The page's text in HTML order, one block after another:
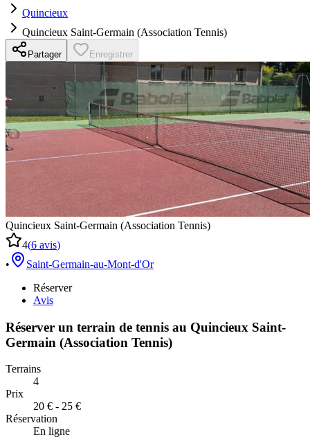
Quincieux
Quincieux Saint-Germain (Association Tennis)
Partager Enregistrer
Quincieux Saint-Germain (Association Tennis)
4(6 avis)
•
Saint-Germain-au-Mont-d'Or
Réserver
Avis
Réserver un terrain de tennis au Quincieux Saint-
Germain (Association Tennis)
Terrains
4
Prix
20 € - 25 €
Réservation
En ligne